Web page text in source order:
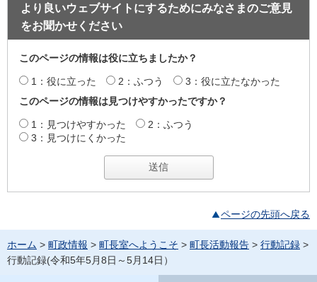
より良いウェブサイトにするためにみなさまのご意見
をお聞かせください
このページの情報は役に立ちましたか？
1：役に立った 2：ふつう
3：役に立たなかった
このページの情報は見つけやすかったですか？
1：見つけやすかった
2：ふつう
3：見つけにくかった
ページの先頭へ戻る
ホーム > 町政情報 > 町長室へようこそ > 町長活動報告 > 行動記録 >
行動記録(令和5年5月8日～5月14日）